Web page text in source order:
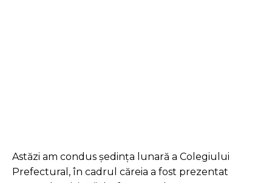
Astăzi am condus ședința lunară a Colegiului
Prefectural, în cadrul căreia a fost prezentat